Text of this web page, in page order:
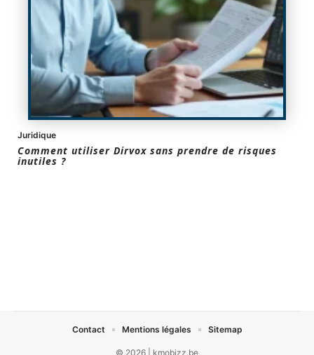
Juridique
Comment utiliser Dirvox sans prendre de risques
inutiles ?
© 2026 | kmobizz.be
Contact Mentions légales Sitemap